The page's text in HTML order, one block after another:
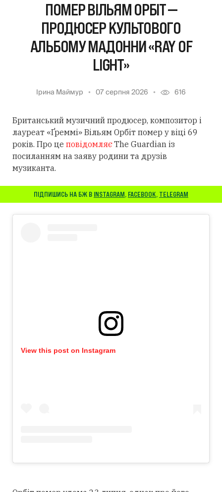
ПОМЕР ВІЛЬЯМ ОРБІТ —
ПРОДЮСЕР КУЛЬТОВОГО
АЛЬБОМУ МАДОННИ «RAY OF
LIGHT»
Ірина Маймур 07 серпня 2026 616
Британський музичний продюсер, композитор і
лауреат «Ґреммі» Вільям Орбіт помер у віці 69
років. Про це повідомляєThe Guardian із
посиланням на заяву родини та друзів
музиканта.
ПІДПИШИСЬ НА БЖ В INSTAGRAM, FACEBOOK, TELEGRAM
View this post on Instagram